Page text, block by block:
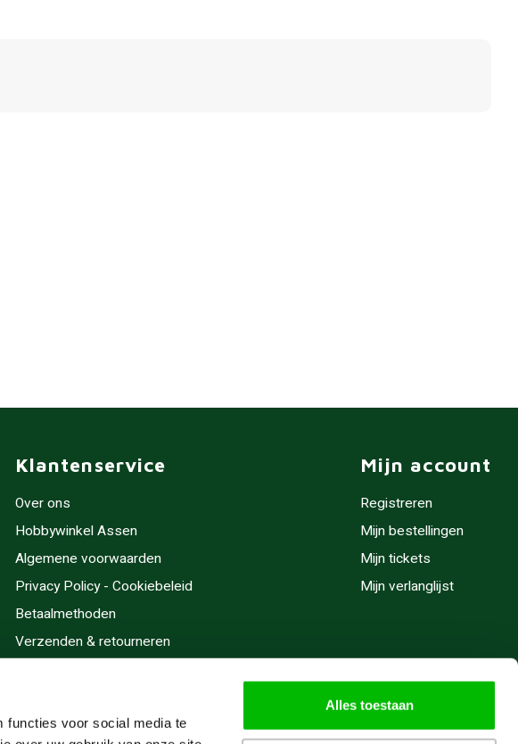
functies voor social media te
Alles toestaan
Klantenservice
Over ons
Hobbywinkel Assen
Algemene voorwaarden
Privacy Policy - Cookiebeleid
Betaalmethoden
Verzenden & retourneren
Cadeaubonnen
Mijn account
Registreren
Mijn bestellingen
Mijn tickets
Mijn verlanglijst